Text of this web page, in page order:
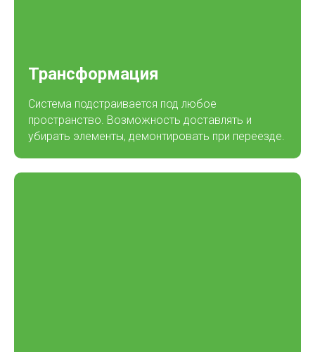
Трансформация
Система подстраивается под любое
пространство. Возможность доставлять и
убирать элементы, демонтировать при переезде.